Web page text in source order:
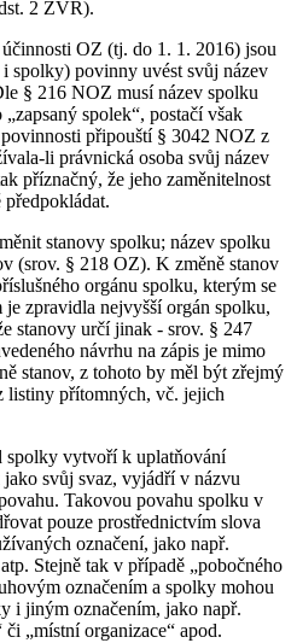
2 ZVR).
OZ (tj. do 1. 1. 2016) jsou
spolky) povinny uvést svůj název
§ 216 NOZ musí název spolku
spolek“, postačí však
připouští § 3042 NOZ z
li právnická osoba svůj název
příznačný, že jeho zaměnitelnost
předpokládat.
stanovy spolku; název spolku
(srov. § 218 OZ). K změně stanov
orgánu spolku, kterým se
zpravidla nejvyšší orgán spolku,
stanovy určí jinak - srov. § 247
návrhu na zápis je mimo
stanov, z tohoto by měl být zřejmý
listiny přítomných, vč. jejich
spolky vytvoří k uplatňování
svůj svaz, vyjádří v názvu
Takovou povahu spolku v
pouze prostřednictvím slova
označení, jako např.
Stejně tak v případě „pobočného
označením a spolky mohou
i jiným označením, jako např.
či „místní organizace“ apod.